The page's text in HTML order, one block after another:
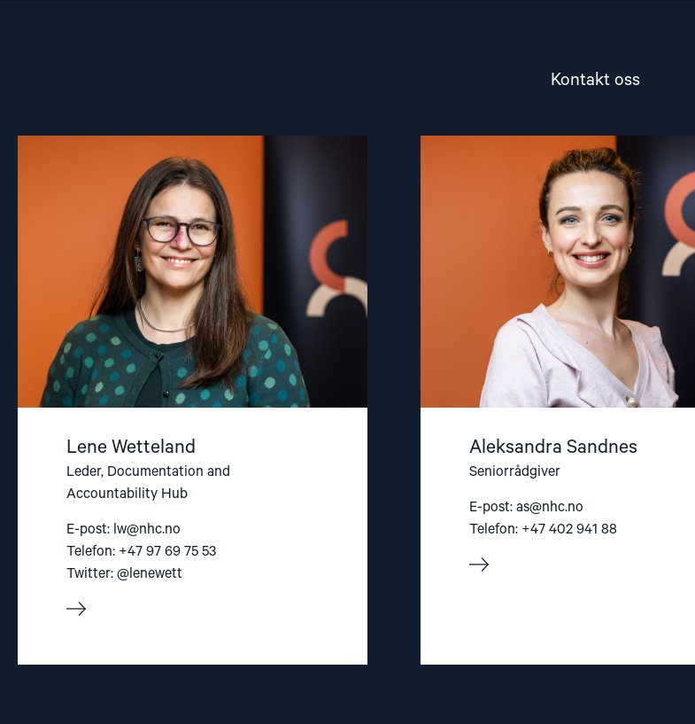
Kontakt oss
Lene Wetteland
Leder, Documentation and
Accountability Hub
E-post: lw@nhc.no
Telefon: +47 97 69 75 53
Twitter: @lenewett
article
"Lene
Wetteland"
Aleksandra Sandnes
Seniorrådgiver
E-post: as@nhc.no
Telefon: +47 402 941 88
article
"Aleksandra
Sandnes"